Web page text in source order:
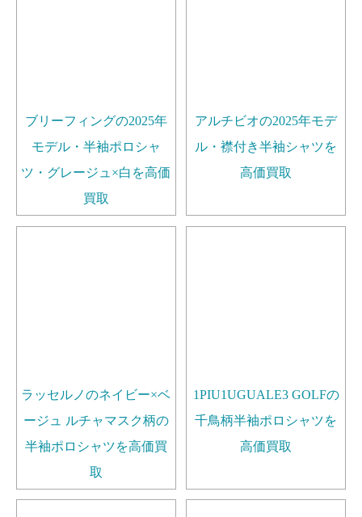
ブリーフィングの2025年
モデル・半袖ポロシャ
ツ・グレージュ×白を高価
買取
アルチビオの2025年モデ
ル・襟付き半袖シャツを
高価買取
ラッセルノのネイビー×ベ
ージュ ルチャマスク柄の
半袖ポロシャツを高価買
取
1PIU1UGUALE3 GOLFの
千鳥柄半袖ポロシャツを
高価買取